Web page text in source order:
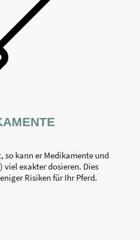
so kann er Medikamente und
viel exakter dosieren. Dies
Risiken für Ihr Pferd.